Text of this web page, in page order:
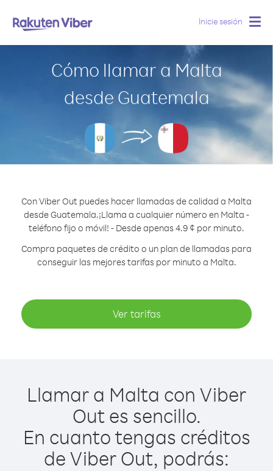
Inicie sesión
Cómo llamar a Malta
desde Guatemala
Con Viber Out puedes hacer llamadas de calidad a Malta
desde Guatemala.¡Llama a cualquier número en Malta -
teléfono fijo o móvil! - Desde apenas 4.9 ¢ por minuto.
Compra paquetes de crédito o un plan de llamadas para
conseguir las mejores tarifas por minuto a Malta.
Ver tarifas
Llamar a Malta con Viber
Out es sencillo.
En cuanto tengas créditos
de Viber Out, podrás: